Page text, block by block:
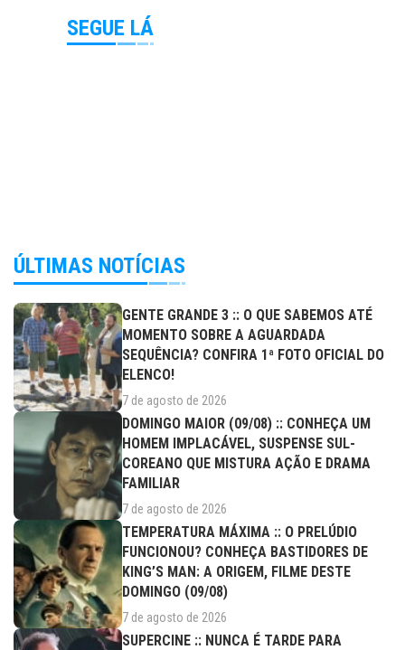
SEGUE LÁ
ÚLTIMAS NOTÍCIAS
GENTE GRANDE 3 :: O QUE SABEMOS ATÉ
MOMENTO SOBRE A AGUARDADA
SEQUÊNCIA? CONFIRA 1ª FOTO OFICIAL DO
ELENCO!
7 de agosto de 2026
DOMINGO MAIOR (09/08) :: CONHEÇA UM
HOMEM IMPLACÁVEL, SUSPENSE SUL-
COREANO QUE MISTURA AÇÃO E DRAMA
FAMILIAR
7 de agosto de 2026
TEMPERATURA MÁXIMA :: O PRELÚDIO
FUNCIONOU? CONHEÇA BASTIDORES DE
KING’S MAN: A ORIGEM, FILME DESTE
DOMINGO (09/08)
7 de agosto de 2026
SUPERCINE :: NUNCA É TARDE PARA